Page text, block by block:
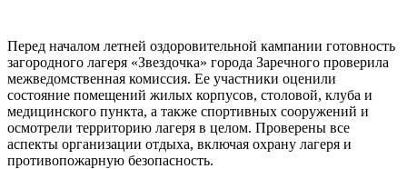
Перед началом летней оздоровительной кампании готовность
загородного лагеря «Звездочка» города Заречного проверила
межведомственная комиссия. Ее участники оценили
состояние помещений жилых корпусов, столовой, клуба и
медицинского пункта, а также спортивных сооружений и
осмотрели территорию лагеря в целом. Проверены все
аспекты организации отдыха, включая охрану лагеря и
противопожарную безопасность.